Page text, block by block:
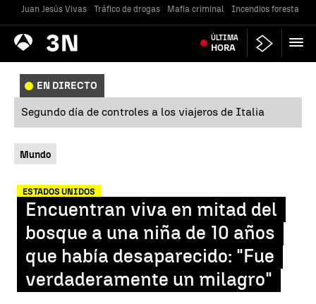
Juan Jesús Vivas Tráfico de drogas Mafia criminal Incendios forestales
Antena
3 Noticias ÚLTIMA
HORA
EN DIRECTO
Segundo día de controles a los viajeros de Italia
Mundo
ESTADOS UNIDOS
Encuentran viva en mitad del
bosque a una niña de 10 años
que había desaparecido: "Fue
verdaderamente un milagro"